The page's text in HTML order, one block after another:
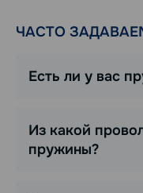
ЧАСТО
Есть ли у вас
Из какой
пружины?